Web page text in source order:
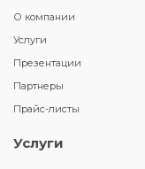
О компании
Услуги
Презентации
Партнеры
Прайс-листы
Услуги